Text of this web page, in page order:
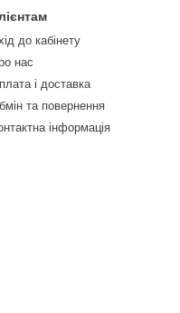
до кабінету
нас
і доставка
та повернення
інформація